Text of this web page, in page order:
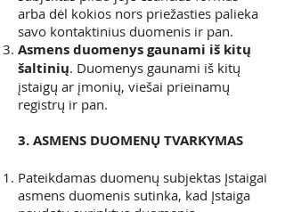
arba dėl kokios nors priežasties palieka
savo kontaktinius duomenis ir pan.
Asmens duomenys gaunami iš kitų
šaltinių. Duomenys gaunami iš kitų
įstaigų ar įmonių, viešai prieinamų
registrų ir pan.
3. ASMENS DUOMENŲ TVARKYMAS
Pateikdamas duomenų subjektas Įstaigai
asmens duomenis sutinka, kad Įstaiga